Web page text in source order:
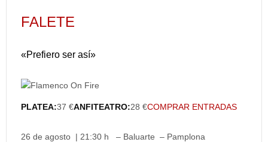
FALETE
«Prefiero ser así»
PLATEA:37 €ANFITEATRO:28 €COMPRAR ENTRADAS
26 de agosto | 21:30 h – Baluarte – Pamplona